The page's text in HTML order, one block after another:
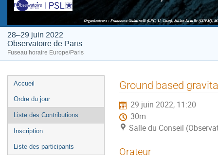
28–29 juin 2022
Observatoire de Paris
Fuseau horaire Europe/Paris
Menu
de
l'événement
Accueil
Ordre du jour
Liste des Contributions
Inscription
Liste des participants
Ground based
29 juin 2022, 11:20
30m
Salle du Conseil
Orateur